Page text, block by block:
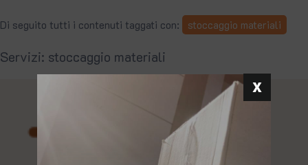
Di seguito tutti i contenuti taggati con: stoccaggio materiali
Servizi: stoccaggio materiali